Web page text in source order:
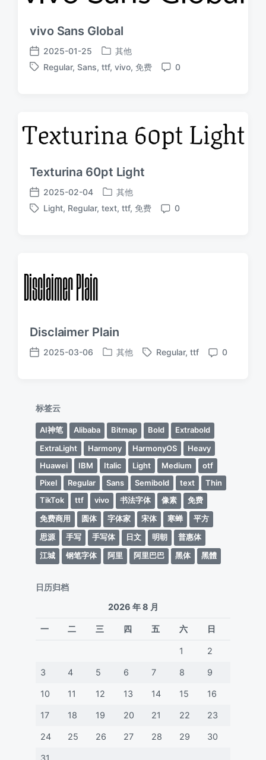
vivo Sans Global
发
布
2025-01-25
发
布
其他
标
Regular, Sans, ttf, vivo, 免费
评
0
Texturina 60pt Light
发
布
2025-02-04
发
布
其他
标
Light, Regular, text, ttf, 免费
评
0
Disclaimer Plain
发
2025-03-06
发
其他
标
Regular, ttf
评
0
标签云
AI神笔 Alibaba Bitmap Bold
Extrabold
ExtraLight
Harmony HarmonyOS
Heavy
Huawei
IBM Italic Light Medium
otf
Pixel
Regular Sans Semibold text
Thin
TikTok
ttf vivo 书法字体 像素
免费
免费商用
圆体 字体家 宋体 寒蝉
平方
思源
手写 手写体 日文 明朝
普惠体
江城
钢笔字体 阿里 阿里巴巴 黑体 黑體
日历归档
2026 年 8 月
一 二 三 四 五 六 日
1 2
3 4 5 6 7 8 9
10 11 12 13 14 15 16
17 18 19 20 21 22 23
24 25 26 27 28 29 30